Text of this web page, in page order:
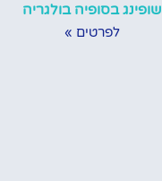
שופינג בסופיה בולגריה
לפרטים »